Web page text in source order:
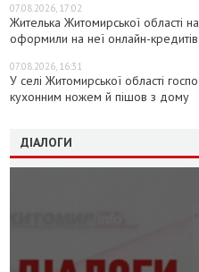
07.08.2026, 17:02
Жителька Житомирської області
оформили на неї онлайн-
07.08.2026, 16:31
У селі Житомирської області
кухонним ножем й пішов з дому
ДІАЛОГИ